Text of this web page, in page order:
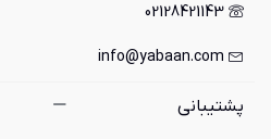
02128421143
info@yabaan.com
پشتیبانی